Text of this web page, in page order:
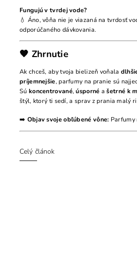
Fungujú v tvrdej vode?
💧 Áno, vôňa nie je viazaná na tvrdosť
odporúčaného dávkovania.
🧡 Zhrnutie
Ak chceš, aby tvoja bielizeň voňala
príjemnejšie, parfumy na pranie sú
Sú koncentrované,úsporné ašetrné k
štýl, ktorý ti sedí, a sprav z prania malý
➡️ Objav svoje obľúbené vône: Parfumy
Celý článok